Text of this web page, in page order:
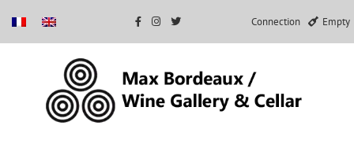
Connection Empty